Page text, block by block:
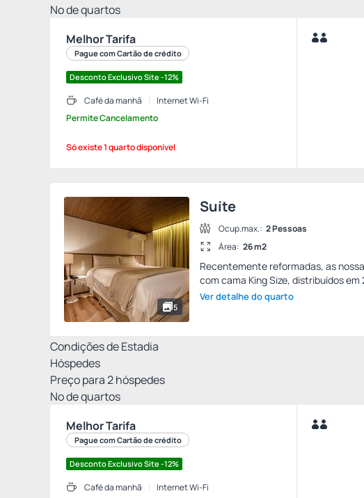
Nº de quartos
Melhor Tarifa
Pague com Cartão de crédito
Desconto Exclusivo Site -12%
Café da manhã
Internet Wi-Fi
Permite Cancelamento
Só existe 1 quarto disponível
5
Suíte
Ocup.max.: 2 Pessoas
Área: 26 m2
Recentemente reformadas, as
com cama King Size, distribuídos em
Ver detalhe do quarto
Condições de Estadia
Hóspedes
Preço para2hóspedes
Nº de quartos
Melhor Tarifa
Pague com Cartão de crédito
Desconto Exclusivo Site -12%
Café da manhã
Internet Wi-Fi